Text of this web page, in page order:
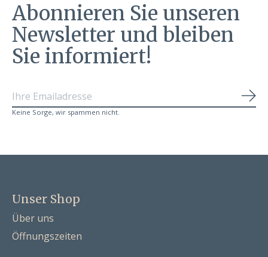
Abonnieren Sie unseren
Newsletter und bleiben
Sie informiert!
Keine Sorge, wir spammen nicht.
Unser Shop
Über uns
Öffnungszeiten